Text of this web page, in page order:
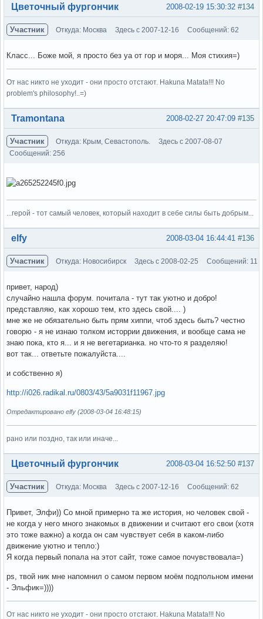
Вне форума #134
2008-02-19 15:30:32
Цветочный фургончик
Участник Откуда: Москва Здесь с 2007-12-16 Сообщений: 62
Класс... Боже мой, я просто без уа от гор и моря... Моя стихия=)
От нас никто не уходит - они просто отстают. Hakuna Matata!!! No
problem's philosophy!..=)
Вне форума #135
2008-02-27 20:47:09
Tramontana
Участник Откуда: Крым, Севастополь.
Здесь с 2007-08-07
Сообщений: 256
...герой - тот самый человек, который находит в себе силы быть добрым...
Вне форума #136
2008-03-04 16:44:41
elfy
Участник Откуда: Новосибирск Здесь с 2008-02-25 Сообщений: 11
привет, народ)
случайно нашла форум. почитала - тут так уютно и добро!
представляю, как хорошо тем, кто здесь свой.... )
мне же не обязательно быть прям хиппи, чтоб здесь быть? честно
говорю - я не изнаю толком исторрии движения, и вообще сама не
знаю пока, кто я... и я не вегетарианка. но что-то я разделяю!
вот так... ответьте пожалуйста....
и собственно я)
http://i026.radikal.ru/0803/43/5a9031f11967.jpg
Отредактировано elfy (2008-03-04 16:48:15)
рано или поздно, так или иначе...
Вне форума #137
2008-03-04 16:52:50
Цветочный фургончик
Участник Откуда: Москва Здесь с 2007-12-16 Сообщений: 62
Привет, Элфи)) Со мной примерно та же история, но человек свой -
не когда у него много знакомых в движении и считают его свои (хотя
это тоже важно) а когда он сам чувствует себя в каком-либо
движение уютно и тепло:)
Я когда первый попала на этот сайт, тоже самое почувствовала=)
ps, твой ник мне напомнил о самом первом моём подпольном имени
- Эльфик=))))
От нас никто не уходит - они просто отстают. Hakuna Matata!!! No